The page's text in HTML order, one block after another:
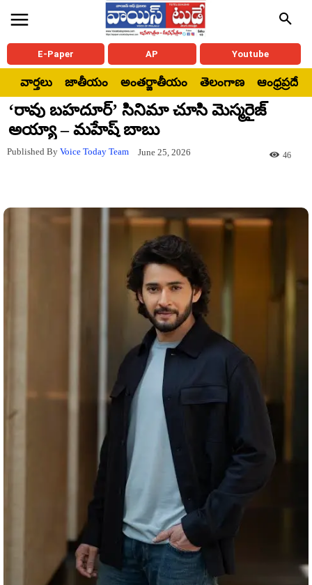
E-Paper AP Youtube
వార్తలు జాతీయం అంతర్జాతీయం తెలంగాణ ఆంధ్రప్రదేశ్
‘రావు బహదూర్’ సినిమా చూసి మెస్మరైజ్
అయ్యా – మహేష్ బాబు
Published By Voice Today Team June 25, 2026 46